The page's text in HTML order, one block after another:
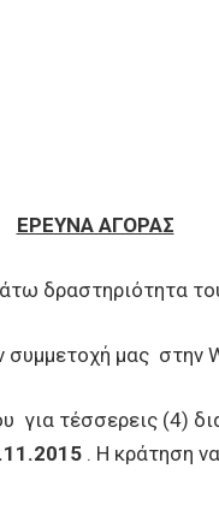
ΕΡΕΥΝΑ ΑΓΟΡΑΣ
δραστηριότητα
συμμετοχή μας στην
τέσσερεις (4)
. Η κράτηση